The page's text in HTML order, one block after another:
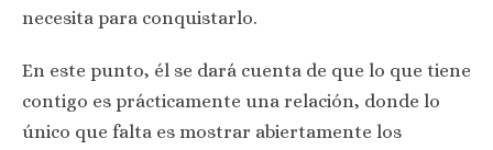
necesita para conquistarlo.
En este punto, él se dará cuenta de que lo que tiene
contigo es prácticamente una relación, donde lo
único que falta es mostrar abiertamente los